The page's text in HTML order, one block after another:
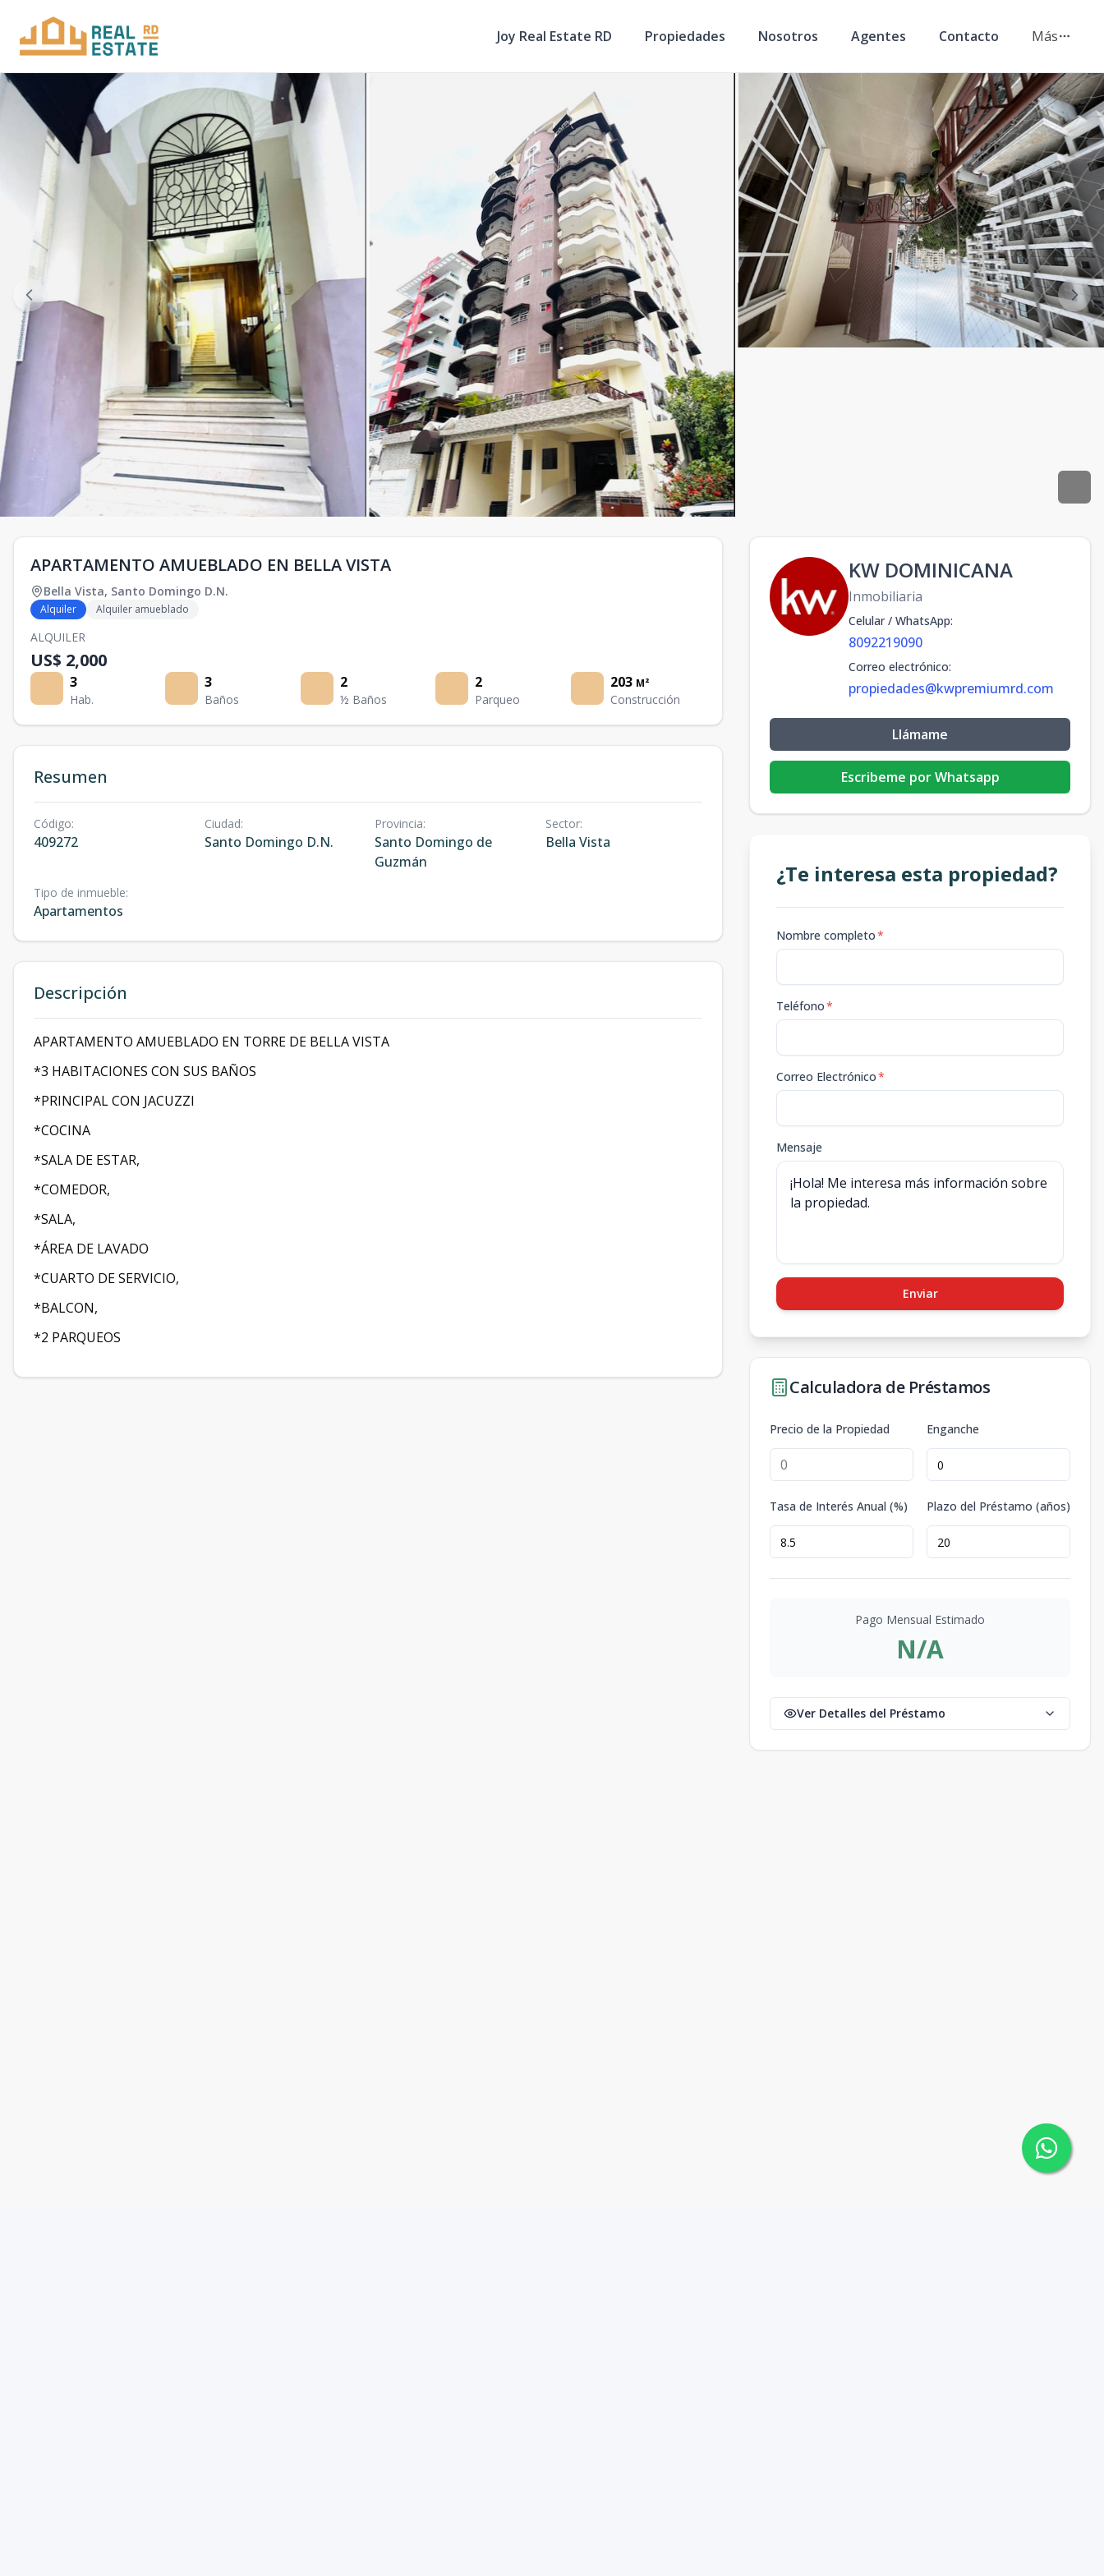
Joy Real Estate RD Propiedades Nosotros Agentes Contacto Más
APARTAMENTO AMUEBLADO EN BELLA VISTA
Bella Vista, Santo Domingo D.N.
Alquiler Alquiler amueblado
ALQUILER
US$ 2,000
3
Hab.
3
Baños
2
½ Baños
2
Parqueo
203 M²
Construcción
Resumen
Código:
409272
Ciudad:
Santo Domingo D.N.
Provincia:
Santo Domingo de
Guzmán
Sector:
Bella Vista
Tipo de inmueble:
Apartamentos
Descripción
APARTAMENTO AMUEBLADO EN TORRE DE BELLA VISTA
*3 HABITACIONES CON SUS BAÑOS
*PRINCIPAL CON JACUZZI
*COCINA
*SALA DE ESTAR,
*COMEDOR,
*SALA,
*ÁREA DE LAVADO
*CUARTO DE SERVICIO,
*BALCON,
*2 PARQUEOS
KW DOMINICANA
Inmobiliaria
Celular / WhatsApp:
8092219090
Correo electrónico:
propiedades@kwpremiumrd.com
Llámame
Escribeme por Whatsapp
¿Te interesa esta propiedad?
Nombre completo*
Teléfono*
Correo Electrónico*
Mensaje
Enviar
Calculadora de Préstamos
Precio de la Propiedad Enganche
Tasa de Interés Anual (%) Plazo del Préstamo (años)
Pago Mensual Estimado
N/A
Ver Detalles del Préstamo